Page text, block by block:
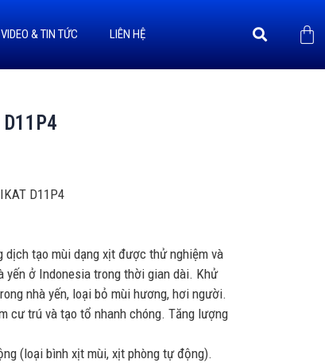
VIDEO & TIN TỨC LIÊN HỆ
D11P4
D11P4
dịch tạo mùi dạng xịt được thử nghiệm và
yến ở Indonesia trong thời gian dài. Khử
nhà yến, loại bỏ mùi hương, hơi người.
cư trú và tạo tổ nhanh chóng. Tăng lượng
(loại bình xịt mùi, xịt phòng tự động).